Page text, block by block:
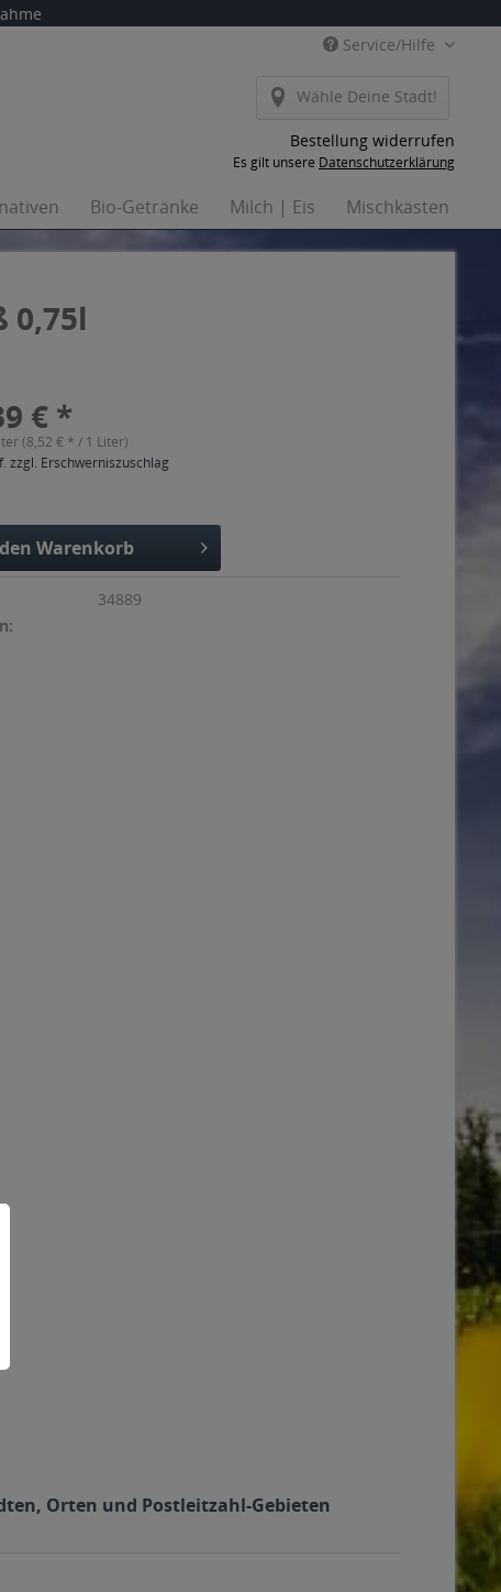
Service/Hilfe
Wähle Deine Stadt!
Bestellung widerrufen
Es gilt unsere Datenschutzerklärung
Bio-Getränke Milch | Eis Mischkästen
0,75l
€ *
(8,52 € * / 1 Liter)
zzgl. Erschwerniszuschlag
Warenkorb
34889
Orten und Postleitzahl-Gebieten